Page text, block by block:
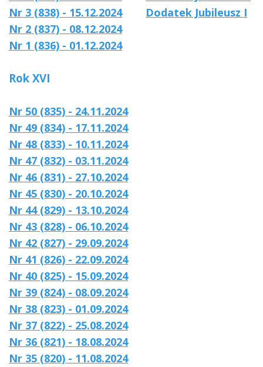
Nr 3 (838) - 15.12.2024
Dodatek Jubileusz I
Nr 2 (837) - 08.12.2024
Nr 1 (836) - 01.12.2024
Rok XVI
Nr 50 (835) - 24.11.2024
Nr 49 (834) - 17.11.2024
Nr 48 (833) - 10.11.2024
Nr 47 (832) - 03.11.2024
Nr 46 (831) - 27.10.2024
Nr 45 (830) - 20.10.2024
Nr 44 (829) - 13.10.2024
Nr 43 (828) - 06.10.2024
Nr 42 (827) - 29.09.2024
Nr 41 (826) - 22.09.2024
Nr 40 (825) - 15.09.2024
Nr 39 (824) - 08.09.2024
Nr 38 (823) - 01.09.2024
Nr 37 (822) - 25.08.2024
Nr 36 (821) - 18.08.2024
Nr 35 (820) - 11.08.2024